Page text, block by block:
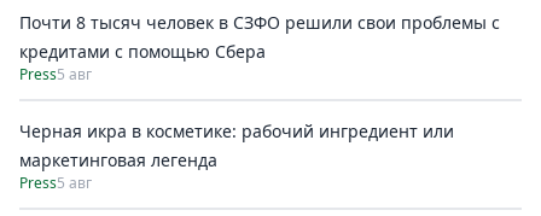
Почти 8 тысяч человек в СЗФО решили свои проблемы с
кредитами с помощью Сбера
Press5 авг
Черная икра в косметике: рабочий ингредиент или
маркетинговая легенда
Press5 авг